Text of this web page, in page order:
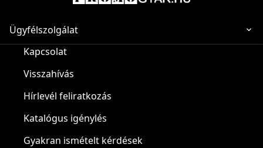
Ügyfélszolgálat
Kapcsolat
Visszahívás
Hírlevél feliratkozás
Katalógus igénylés
Gyakran ismételt kérdések